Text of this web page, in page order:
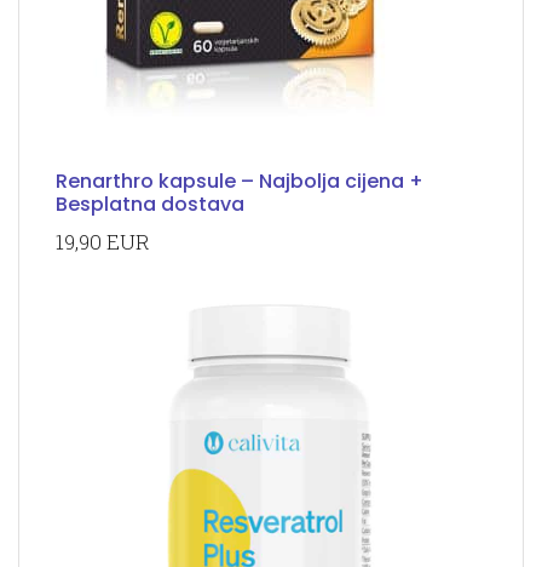
Renarthro kapsule – Najbolja cijena +
Besplatna dostava
19,90 EUR